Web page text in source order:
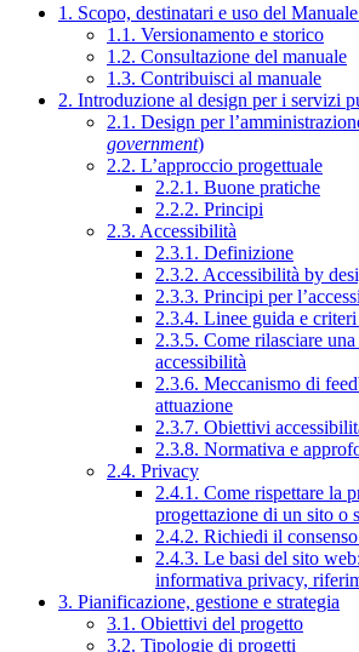
1. Scopo, destinatari e uso del
1.1. Versionamento e storico
1.2. Consultazione del manuale
1.3. Contribuisci al manuale
2. Introduzione al design per i servizi
2.1. Design per
government)
2.2. L’approccio progettuale
2.2.1. Buone pratiche
2.2.2. Principi
2.3. Accessibilità
2.3.1. Definizione
2.3.2. Accessibilità by
2.3.3. Principi per
2.3.4. Linee guida e criteri
2.3.5. Come rilasciare
accessibilità
2.3.6. Meccanismo di
attuazione
2.3.7. Obiettivi
2.3.8. Normativa e
2.4. Privacy
2.4.1. Come rispettare la
progettazione di un sito o
2.4.2. Richiedi il
2.4.3. Le basi del sito
informativa privacy,
3. Pianificazione, gestione e strategia
3.1. Obiettivi del progetto
3.2. Tipologie di progetti